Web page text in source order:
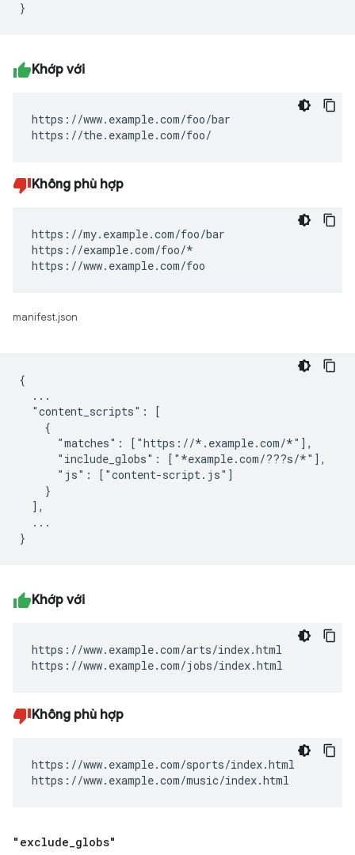
Khớp với
https://www.example.com/foo/bar
https://the.example.com/foo/
Không phù hợp
https://my.example.com/foo/bar
https://example.com/foo/*
https://www.example.com/foo
manifest.json
{
  ...
  "content_scripts": [
    {
      "matches": ["https://*.example.com/*"],
      "include_globs": ["*example.com/???s/*"],
      "js": ["content-script.js"]
    }
  ],
  ...
Khớp với
https://www.example.com/arts/index.html
https://www.example.com/jobs/index.html
Không phù hợp
https://www.example.com/sports/index.html
https://www.example.com/music/index.html
"exclude globs"